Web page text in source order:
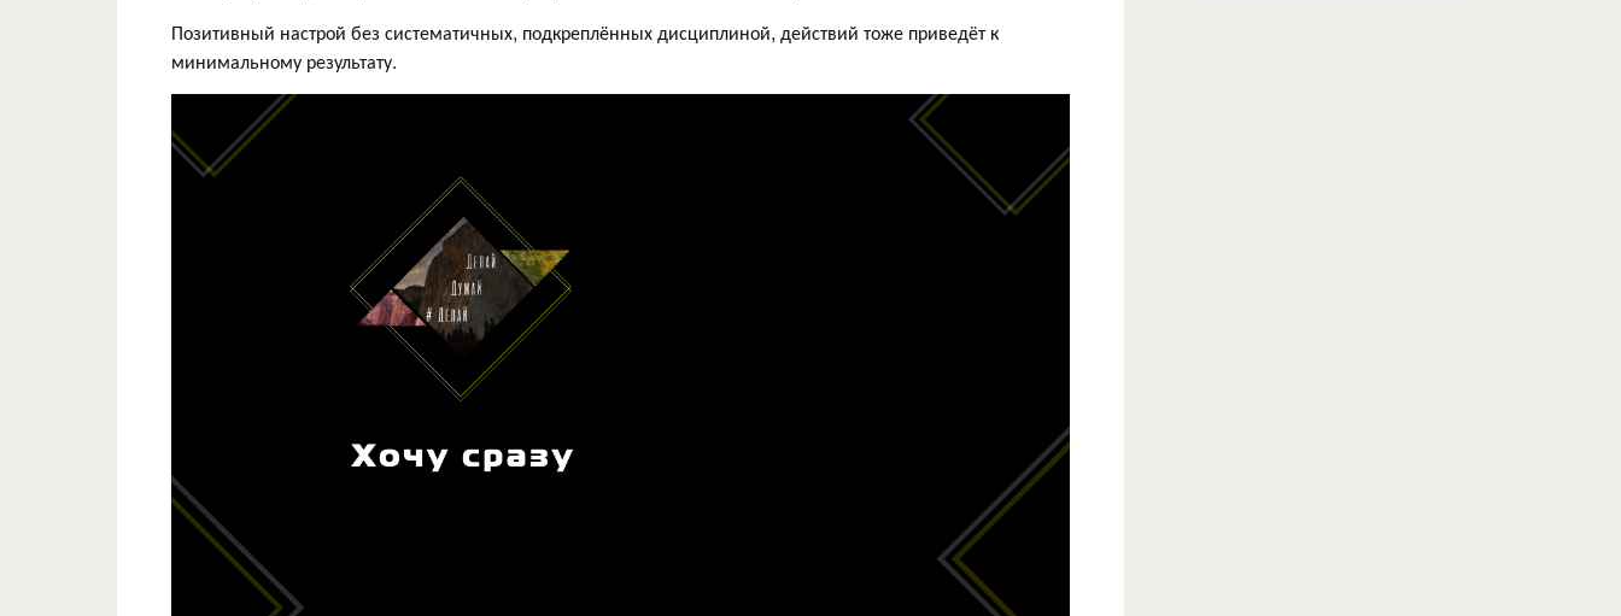
Позитивный настрой без систематичных, подкреплённых дисциплиной, действий тоже приведёт к
минимальному результату.